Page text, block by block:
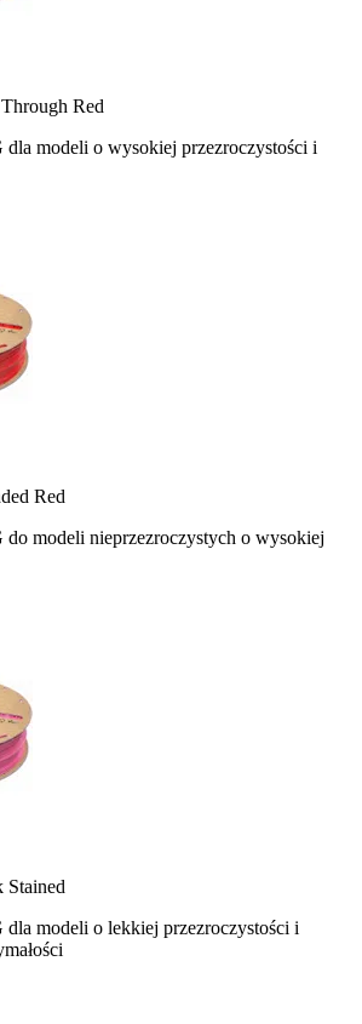
Red
modeli o wysokiej przezroczystości i
Red
modeli nieprzezroczystych o wysokiej
modeli o lekkiej przezroczystości i